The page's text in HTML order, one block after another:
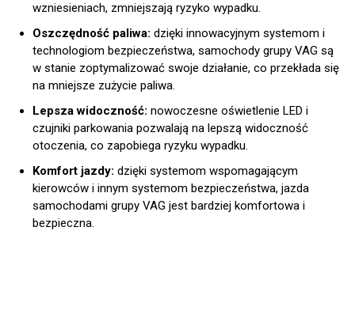
wzniesieniach, zmniejszają ryzyko wypadku.
Oszczędność paliwa: dzięki innowacyjnym systemom i
technologiom bezpieczeństwa, samochody grupy VAG są
w stanie zoptymalizować swoje działanie, co przekłada się
na mniejsze zużycie paliwa.
Lepsza widoczność: nowoczesne oświetlenie LED i
czujniki parkowania pozwalają na lepszą widoczność
otoczenia, co zapobiega ryzyku wypadku.
Komfort jazdy: dzięki systemom wspomagającym
kierowców i innym systemom bezpieczeństwa, jazda
samochodami grupy VAG jest bardziej komfortowa i
bezpieczna.